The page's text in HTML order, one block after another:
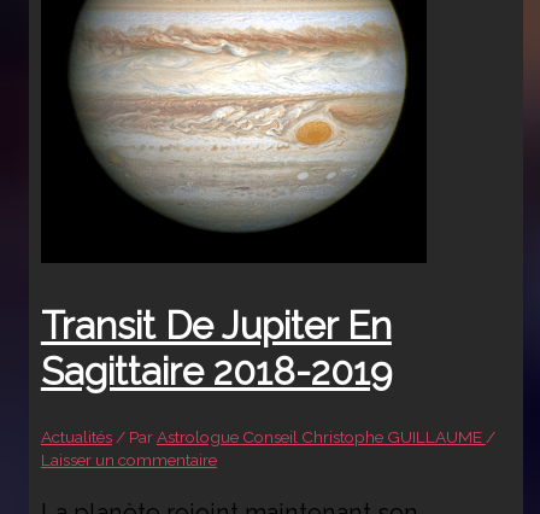
Transit De Jupiter En
Sagittaire 2018-2019
Actualités/ ParAstrologue Conseil Christophe GUILLAUME /
Laisser un commentaire